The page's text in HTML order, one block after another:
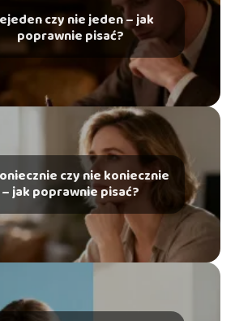
czy nie jeden – jak
poprawnie pisać?
czy nie koniecznie
– jak poprawnie pisać?